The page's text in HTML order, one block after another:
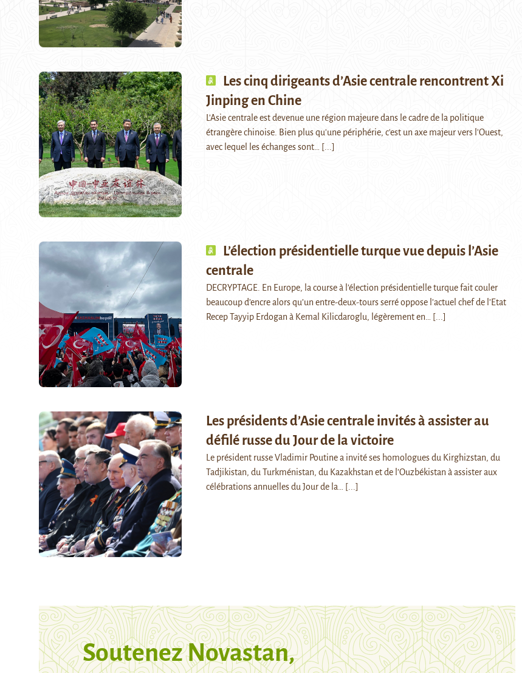
Les cinq dirigeants d’Asie centrale rencontrent Xi
Jinping en Chine
L'Asie centrale est devenue une région majeure dans le cadre de la politique
étrangère chinoise. Bien plus qu'une périphérie, c'est un axe majeur vers l'Ouest,
avec lequel les échanges sont…
[...]
L’élection présidentielle turque vue depuis l’Asie
centrale
DECRYPTAGE. En Europe, la course à l’élection présidentielle turque fait couler
beaucoup d’encre alors qu’un entre-deux-tours serré oppose l’actuel chef de l’Etat
Recep Tayyip Erdogan à Kemal Kilicdaroglu, légèrement en…
[...]
Les présidents d’Asie centrale invités à assister au
défilé russe du Jour de la victoire
Le président russe Vladimir Poutine a invité ses homologues du Kirghizstan, du
Tadjikistan, du Turkménistan, du Kazakhstan et de l’Ouzbékistan à assister aux
célébrations annuelles du Jour de la…
[...]
Soutenez Novastan,